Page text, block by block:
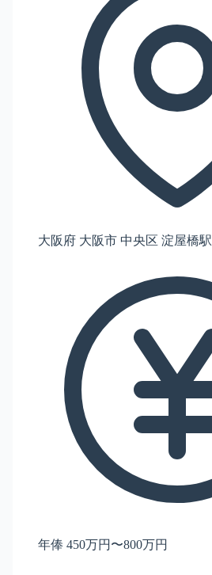
大阪府 大阪市 中央区 淀屋橋駅
年俸 450万円〜800万円